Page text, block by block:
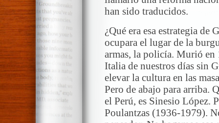
han sido traducidos.
¿Qué era esa estrategia de
ocupara el lugar de la
armas, la policía. Murió en
Italia de nuestros días sin
elevar la cultura en las
Pero de abajo para arriba.
el Perú, es Sinesio López.
Poulantzas (1936-1979).